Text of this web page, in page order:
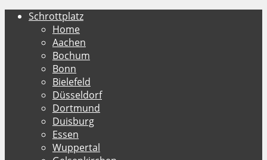
Schrottplatz
Home
Aachen
Bochum
Bonn
Bielefeld
Düsseldorf
Dortmund
Duisburg
Essen
Wuppertal